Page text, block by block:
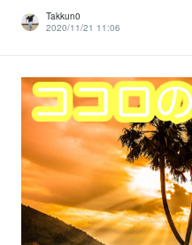
Takkun0
2020/11/21 11:06